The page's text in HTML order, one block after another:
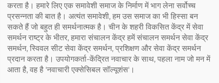
करता है। हमारे लिए एक समावेशी समाज के निर्माण में भाग लेना सर्वोच्च
प्रसन्नता की बात है। अत्यंत समावेशी, हम उस समाज का भी हिस्सा बन
सकते हैं जो बहुत ही समर्थनात्मक है। चीन के शहरी विकसित केंद्र में सेवा
समर्थन राष्ट्र के भीतर, हमारा संचालन केंद्र हमें संचालन समर्थन सेवा केंद्र
समर्थन, स्विवल सीट सेवा केंद्र समर्थन, प्रशिक्षण और सेवा केंद्र समर्थन
प्रदान करता है। उपयोगकर्ता-केंद्रित नवाचार के साथ, पहला नाम जो मन में
आता है, वह है 'नवाचारी एक्सेसिबल सॉल्यूशंस'।